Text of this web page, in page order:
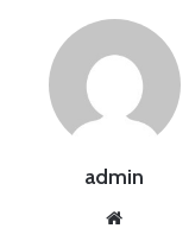
admin